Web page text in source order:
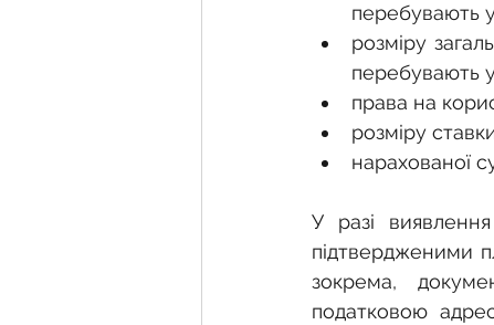
перебувають
розміру
перебувають
права на
розміру
нарахованої
У разі
підтвердженими
зокрема,
податковою